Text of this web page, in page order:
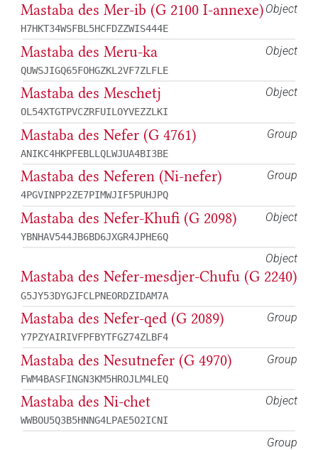
Object
Mastaba des Mer-ib (G 2100 I-annexe)
H7HKT34WSFBL5HCFDZZWIS444E
Object
Mastaba des Meru-ka
QUWSJIGQ65FOHGZKL2VF7ZLFLE
Object
Mastaba des Meschetj
OL54XTGTPVCZRFUILOYVEZZLKI
Group
Mastaba des Nefer (G 4761)
ANIKC4HKPFEBLLQLWJUA4BI3BE
Group
Mastaba des Neferen (Ni-nefer)
4PGVINPP2ZE7PIMWJIF5PUHJPQ
Object
Mastaba des Nefer-Khufi (G 2098)
YBNHAV544JB6BD6JXGR4JPHE6Q
Object
Mastaba des Nefer-mesdjer-Chufu (G 2240)
G5JY53DYGJFCLPNEORDZIDAM7A
Group
Mastaba des Nefer-qed (G 2089)
Y7PZYAIRIVFPFBYTFGZ74ZLBF4
Group
Mastaba des Nesutnefer (G 4970)
FWM4BASFINGN3KM5HROJLM4LEQ
Object
Mastaba des Ni-chet
WWBOU5Q3B5HNNG4LPAE5O2ICNI
Group